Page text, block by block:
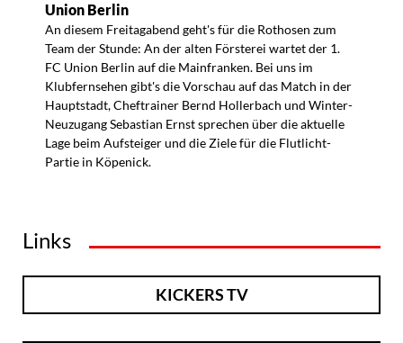
Union Berlin
An diesem Freitagabend geht's für die Rothosen zum
Team der Stunde: An der alten Försterei wartet der 1.
FC Union Berlin auf die Mainfranken. Bei uns im
Klubfernsehen gibt's die Vorschau auf das Match in der
Hauptstadt, Cheftrainer Bernd Hollerbach und Winter-
Neuzugang Sebastian Ernst sprechen über die aktuelle
Lage beim Aufsteiger und die Ziele für die Flutlicht-
Partie in Köpenick.
Links
KICKERS TV